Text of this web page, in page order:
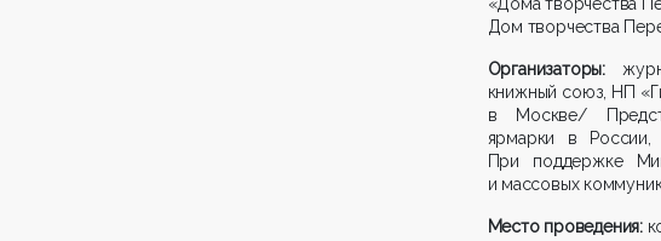
Дом творчества
Организаторы:
книжный союз, НП
в Москве/
ярмарки в России,
При поддержке
и массовых
Место проведения: